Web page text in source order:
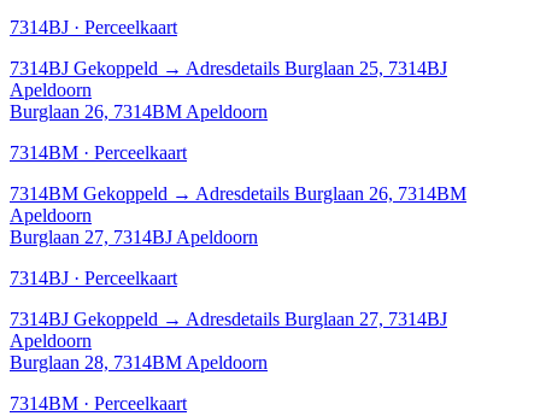
7314BJ · Perceelkaart
7314BJ Gekoppeld → Adresdetails Burglaan 25, 7314BJ
Apeldoorn
Burglaan 26, 7314BM Apeldoorn
7314BM · Perceelkaart
7314BM Gekoppeld → Adresdetails Burglaan 26, 7314BM
Apeldoorn
Burglaan 27, 7314BJ Apeldoorn
7314BJ · Perceelkaart
7314BJ Gekoppeld → Adresdetails Burglaan 27, 7314BJ
Apeldoorn
Burglaan 28, 7314BM Apeldoorn
7314BM · Perceelkaart